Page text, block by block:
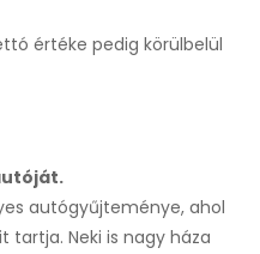
értéke pedig körülbelül
autógyűjteménye, ahol
tartja. Neki is nagy háza